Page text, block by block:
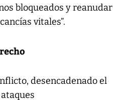
bloqueados y reanudar
vitales”.
desencadenado el